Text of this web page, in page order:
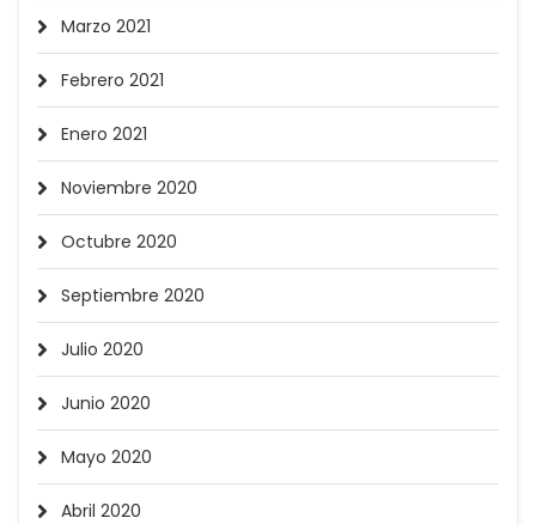
Marzo 2021
Febrero 2021
Enero 2021
Noviembre 2020
Octubre 2020
Septiembre 2020
Julio 2020
Junio 2020
Mayo 2020
Abril 2020